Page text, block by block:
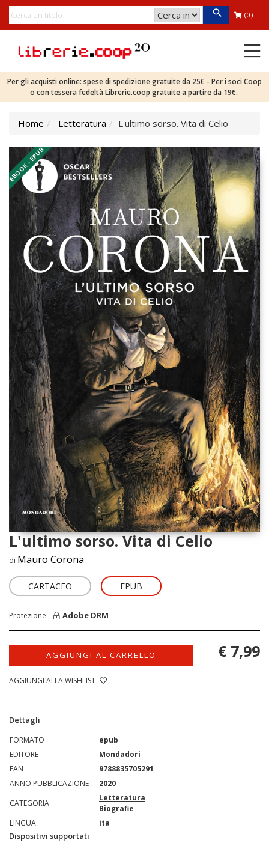
(0)
Per gli acquisti online: spese di spedizione gratuite da 25€ - Per i soci Coop
o con tessera fedeltà Librerie.coop gratuite a partire da 19€.
Home Letteratura L'ultimo sorso. Vita di Celio
EBOOK - EPUB
L'ultimo sorso. Vita di Celio
di Mauro Corona
CARTACEO EPUB
Protezione: Adobe DRM
AGGIUNGI AL CARRELLO
AGGIUNGI ALLA WISHLIST
€ 7,99
Dettagli
FORMATO
epub
EDITORE
Mondadori
EAN
9788835705291
ANNO PUBBLICAZIONE
2020
CATEGORIA
Letteratura
Biografie
LINGUA
ita
Dispositivi supportati